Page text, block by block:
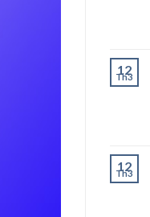
12
Th3
12
Th3